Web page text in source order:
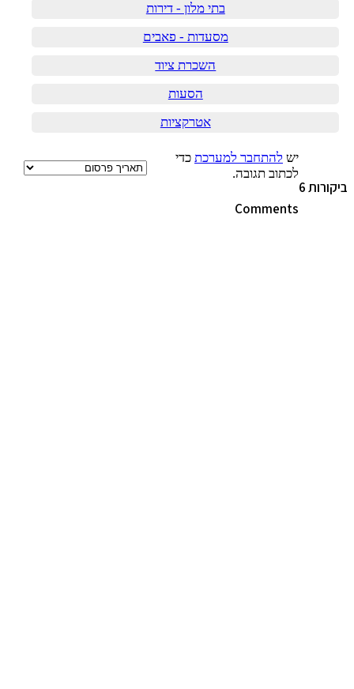
בתי מלון - דירות
מסעדות - פאבים
השכרת ציוד
הסעות
אטרקציות
ביקורות6
יש להתחבר למערכת כדי
לכתוב תגובה.
Comments